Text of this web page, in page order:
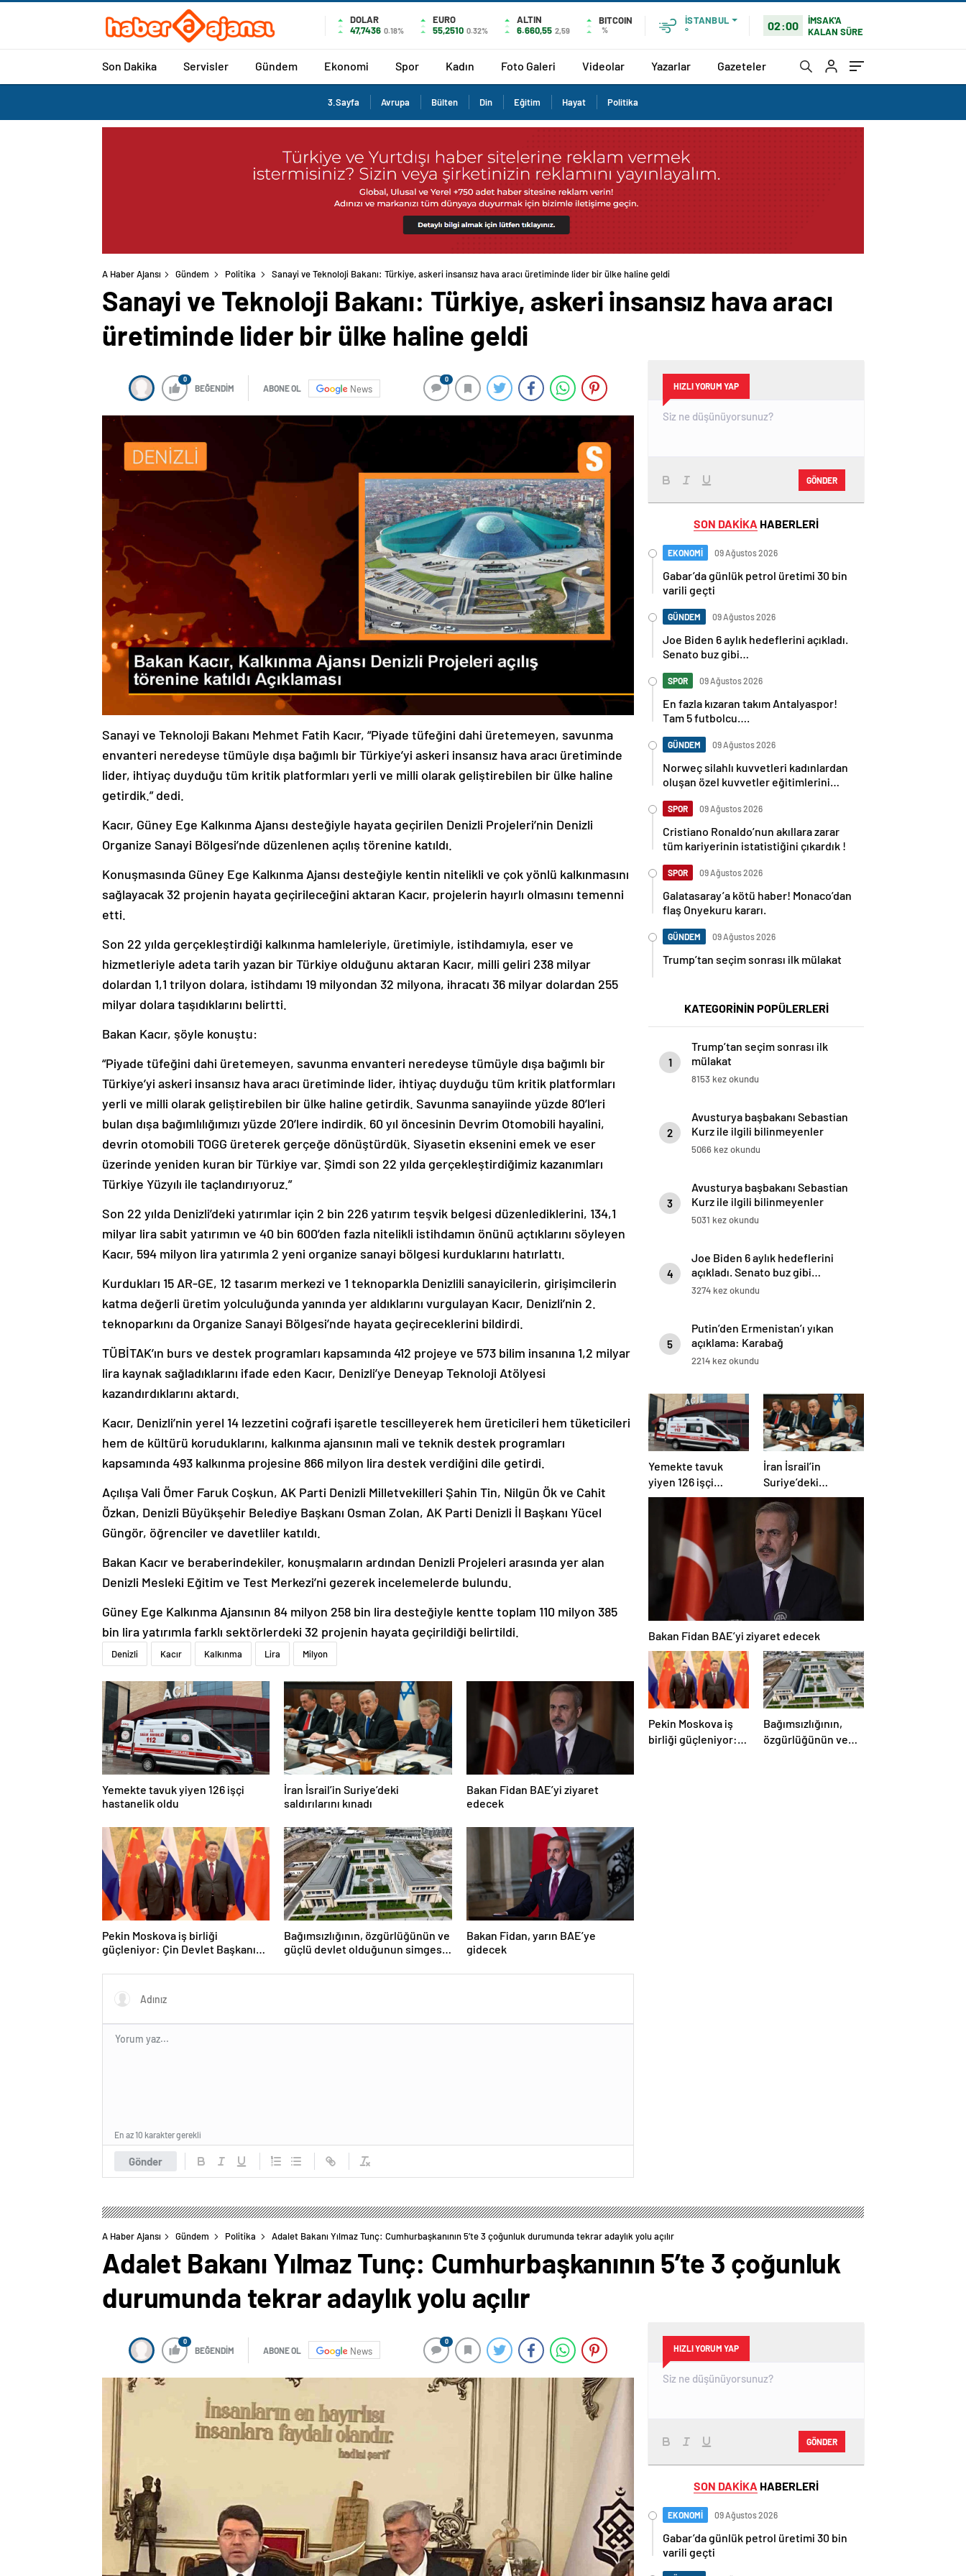
DOLAR
47,7436 0.18%
EURO
55,2510 0.32%
ALTIN
6.660,55 2,59
BITCOIN
%
İSTANBUL
°
02:00
İMSAK'A
KALAN SÜRE
Son Dakika Servisler Gündem Ekonomi Spor Kadın Foto Galeri Videolar Yazarlar Gazeteler
3.Sayfa Avrupa Bülten Din Eğitim Hayat Politika
A Haber Ajansı Gündem Politika Sanayi ve Teknoloji Bakanı: Türkiye, askeri insansız hava aracı üretiminde lider bir ülke haline geldi
Sanayi ve Teknoloji Bakanı: Türkiye, askeri insansız hava aracı
üretiminde lider bir ülke haline geldi
0
BEĞENDİM ABONE OL News
0
Sanayi ve Teknoloji Bakanı Mehmet Fatih Kacır, “Piyade tüfeğini dahi üretemeyen, savunma
envanteri neredeyse tümüyle dışa bağımlı bir Türkiye’yi askeri insansız hava aracı üretiminde
lider, ihtiyaç duyduğu tüm kritik platformları yerli ve milli olarak geliştirebilen bir ülke haline
getirdik.” dedi.
Kacır, Güney Ege Kalkınma Ajansı desteğiyle hayata geçirilen Denizli Projeleri’nin Denizli
Organize Sanayi Bölgesi’nde düzenlenen açılış törenine katıldı.
Konuşmasında Güney Ege Kalkınma Ajansı desteğiyle kentin nitelikli ve çok yönlü kalkınmasını
sağlayacak 32 projenin hayata geçirileceğini aktaran Kacır, projelerin hayırlı olmasını temenni
etti.
Son 22 yılda gerçekleştirdiği kalkınma hamleleriyle, üretimiyle, istihdamıyla, eser ve
hizmetleriyle adeta tarih yazan bir Türkiye olduğunu aktaran Kacır, milli geliri 238 milyar
dolardan 1,1 trilyon dolara, istihdamı 19 milyondan 32 milyona, ihracatı 36 milyar dolardan 255
milyar dolara taşıdıklarını belirtti.
Bakan Kacır, şöyle konuştu:
“Piyade tüfeğini dahi üretemeyen, savunma envanteri neredeyse tümüyle dışa bağımlı bir
Türkiye’yi askeri insansız hava aracı üretiminde lider, ihtiyaç duyduğu tüm kritik platformları
yerli ve milli olarak geliştirebilen bir ülke haline getirdik. Savunma sanayiinde yüzde 80’leri
bulan dışa bağımlılığımızı yüzde 20’lere indirdik. 60 yıl öncesinin Devrim Otomobili hayalini,
devrin otomobili TOGG üreterek gerçeğe dönüştürdük. Siyasetin eksenini emek ve eser
üzerinde yeniden kuran bir Türkiye var. Şimdi son 22 yılda gerçekleştirdiğimiz kazanımları
Türkiye Yüzyılı ile taçlandırıyoruz.”
Son 22 yılda Denizli’deki yatırımlar için 2 bin 226 yatırım teşvik belgesi düzenlediklerini, 134,1
milyar lira sabit yatırımın ve 40 bin 600’den fazla nitelikli istihdamın önünü açtıklarını söyleyen
Kacır, 594 milyon lira yatırımla 2 yeni organize sanayi bölgesi kurduklarını hatırlattı.
Kurdukları 15 AR-GE, 12 tasarım merkezi ve 1 teknoparkla Denizlili sanayicilerin, girişimcilerin
katma değerli üretim yolculuğunda yanında yer aldıklarını vurgulayan Kacır, Denizli’nin 2.
teknoparkını da Organize Sanayi Bölgesi’nde hayata geçireceklerini bildirdi.
TÜBİTAK’ın burs ve destek programları kapsamında 412 projeye ve 573 bilim insanına 1,2 milyar
lira kaynak sağladıklarını ifade eden Kacır, Denizli’ye Deneyap Teknoloji Atölyesi
kazandırdıklarını aktardı.
Kacır, Denizli’nin yerel 14 lezzetini coğrafi işaretle tescilleyerek hem üreticileri hem tüketicileri
hem de kültürü koruduklarını, kalkınma ajansının mali ve teknik destek programları
kapsamında 493 kalkınma projesine 866 milyon lira destek verdiğini dile getirdi.
Açılışa Vali Ömer Faruk Coşkun, AK Parti Denizli Milletvekilleri Şahin Tin, Nilgün Ök ve Cahit
Özkan, Denizli Büyükşehir Belediye Başkanı Osman Zolan, AK Parti Denizli İl Başkanı Yücel
Güngör, öğrenciler ve davetliler katıldı.
Bakan Kacır ve beraberindekiler, konuşmaların ardından Denizli Projeleri arasında yer alan
Denizli Mesleki Eğitim ve Test Merkezi’ni gezerek incelemelerde bulundu.
Güney Ege Kalkınma Ajansının 84 milyon 258 bin lira desteğiyle kentte toplam 110 milyon 385
bin lira yatırımla farklı sektörlerdeki 32 projenin hayata geçirildiği belirtildi.
Denizli Kacır Kalkınma Lira Milyon
Yemekte tavuk yiyen 126 işçi
hastanelik oldu
İran İsrail’in Suriye’deki
saldırılarını kınadı
Bakan Fidan BAE’yi ziyaret
edecek
Pekin Moskova iş birliği
güçleniyor: Çin Devlet Başkanı
Bağımsızlığının, özgürlüğünün ve
güçlü devlet olduğunun simgesi!
eserler…
Bakan Fidan, yarın BAE’ye
gidecek
Gönder
En az 10 karakter gerekli
HIZLI YORUM YAP
GÖNDER
SON DAKİKA HABERLERİ
EKONOMİ 09 Ağustos 2026
Gabar’da günlük petrol üretimi 30 bin
varili geçti
GÜNDEM 09 Ağustos 2026
Joe Biden 6 aylık hedeflerini açıkladı.
Senato buz gibi…
SPOR 09 Ağustos 2026
En fazla kızaran takım Antalyaspor!
Tam 5 futbolcu….
GÜNDEM 09 Ağustos 2026
Norweç silahlı kuvvetleri kadınlardan
oluşan özel kuvvetler eğitimlerini
SPOR 09 Ağustos 2026
Cristiano Ronaldo’nun akıllara zarar
tüm kariyerinin istatistiğini çıkardık !
SPOR 09 Ağustos 2026
Galatasaray’a kötü haber! Monaco’dan
flaş Onyekuru kararı.
GÜNDEM 09 Ağustos 2026
Trump’tan seçim sonrası ilk mülakat
KATEGORİNİN POPÜLERLERİ
1
Trump’tan seçim sonrası ilk
mülakat
8153 kez okundu
2
Avusturya başbakanı Sebastian
Kurz ile ilgili bilinmeyenler
5066 kez okundu
3
Avusturya başbakanı Sebastian
Kurz ile ilgili bilinmeyenler
5031 kez okundu
4
Joe Biden 6 aylık hedeflerini
açıkladı. Senato buz gibi…
3274 kez okundu
5
Putin’den Ermenistan’ı yıkan
açıklama: Karabağ
Azerbaycan’ın ayrılmaz bir
2214 kez okundu
Yemekte tavuk
yiyen 126 işçi
hastanelik oldu
İran İsrail’in
Suriye’deki
saldırılarını kınadı
Bakan Fidan BAE’yi ziyaret edecek
Pekin Moskova iş
birliği güçleniyor:
Bağımsızlığının,
özgürlüğünün ve
A Haber Ajansı Gündem Politika Adalet Bakanı Yılmaz Tunç: Cumhurbaşkanının 5’te 3 çoğunluk durumunda tekrar adaylık yolu açılır
Adalet Bakanı Yılmaz Tunç: Cumhurbaşkanının 5’te 3 çoğunluk
durumunda tekrar adaylık yolu açılır
0
BEĞENDİM ABONE OL News
0
HIZLI YORUM YAP
GÖNDER
SON DAKİKA HABERLERİ
EKONOMİ 09 Ağustos 2026
Gabar’da günlük petrol üretimi 30 bin
varili geçti